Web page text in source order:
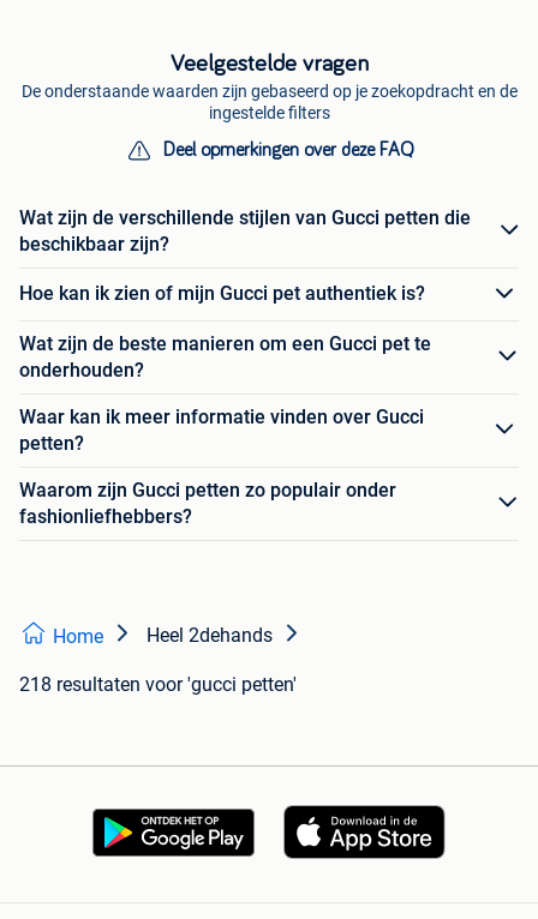
Veelgestelde vragen
De onderstaande waarden zijn gebaseerd op je zoekopdracht en de
ingestelde filters
Deel opmerkingen over deze FAQ
Wat zijn de verschillende stijlen van Gucci petten die
beschikbaar zijn?
Hoe kan ik zien of mijn Gucci pet authentiek is?
Wat zijn de beste manieren om een Gucci pet te
onderhouden?
Waar kan ik meer informatie vinden over Gucci
petten?
Waarom zijn Gucci petten zo populair onder
fashionliefhebbers?
Home Heel 2dehands
218 resultaten voor 'gucci petten'